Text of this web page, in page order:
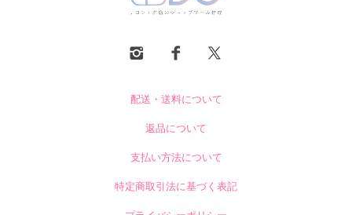
配送・送料について
返品について
支払い方法について
特定商取引法に基づく表記